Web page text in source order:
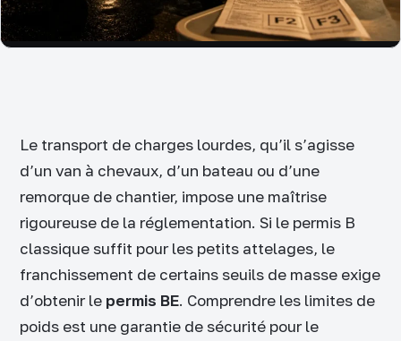
Le transport de charges lourdes, qu’il s’agisse
d’un van à chevaux, d’un bateau ou d’une
remorque de chantier, impose une maîtrise
rigoureuse de la réglementation. Si le permis B
classique suffit pour les petits attelages, le
franchissement de certains seuils de masse exige
d’obtenir le permis BE. Comprendre les limites de
poids est une garantie de sécurité pour le